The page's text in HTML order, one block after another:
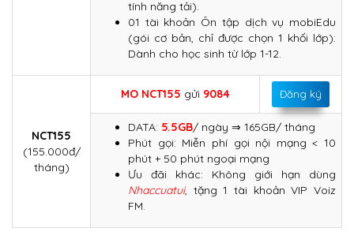
tính năng tải).
01 tài khoản Ôn tập dịch vụ mobiEdu
(gói cơ bản, chỉ được chọn 1 khối lớp):
Dành cho học sinh từ lớp 1-12.
NCT155
(155.000đ/
tháng)
MO NCT155 gửi 9084 Đăng ký
DATA: 5.5GB/ ngày ⇒ 165GB/ tháng
Phút gọi: Miễn phí gọi nội mạng < 10
phút + 50 phút ngoại mạng
Ưu đãi khác: Không giới hạn dùng
Nhaccuatui, tặng 1 tài khoản VIP Voiz
FM.